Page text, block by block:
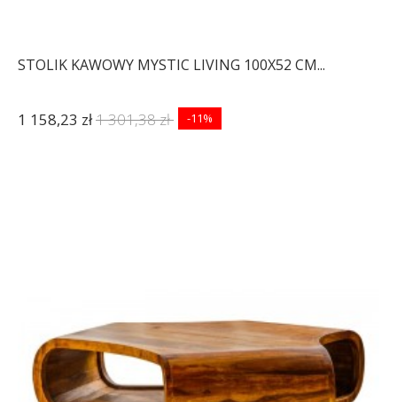
STOLIK KAWOWY MYSTIC LIVING 100X52 CM...
1 158,23 zł1 301,38 zł -11%